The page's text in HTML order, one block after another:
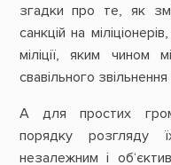
згадки про те, як
санкцій на
міліції, яким чином
свавільного
А для простих
порядку розгляду
незалежним і